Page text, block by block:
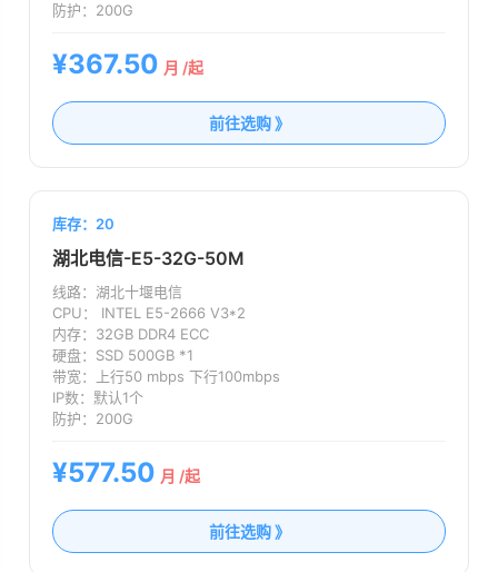
防护： 200G
¥367.50 月 /起
前往选购 》
库存：20
湖北电信-E5-32G-50M
线路： 湖北十堰电信
CPU： INTEL E5-2666 V3*2
内存： 32GB DDR4 ECC
硬盘： SSD 500GB *1
带宽：
上行50 mbps 下行100mbps
IP数： 默认1个
防护： 200G
¥577.50 月 /起
前往选购 》